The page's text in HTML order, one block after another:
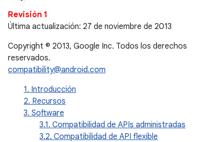
Revisión 1
Última actualización: 27 de noviembre de 2013
Copyright © 2013, Google Inc. Todos los derechos
reservados.
compatibility@android.com
1. Introducción
2. Recursos
3. Software
3.1. Compatibilidad de APIs administradas
3.2. Compatibilidad de API flexible